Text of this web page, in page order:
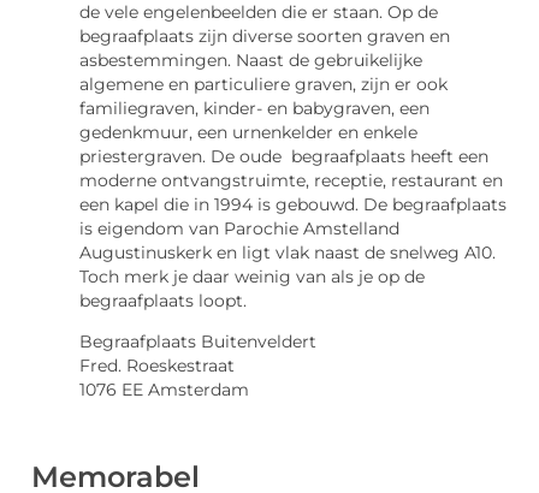
de vele engelenbeelden die er staan. Op de
begraafplaats zijn diverse soorten graven en
asbestemmingen. Naast de gebruikelijke
algemene en particuliere graven, zijn er ook
familiegraven, kinder- en babygraven, een
gedenkmuur, een urnenkelder en enkele
priestergraven. De oude begraafplaats heeft een
moderne ontvangstruimte, receptie, restaurant en
een kapel die in 1994 is gebouwd. De begraafplaats
is eigendom van Parochie Amstelland
Augustinuskerk en ligt vlak naast de snelweg A10.
Toch merk je daar weinig van als je op de
begraafplaats loopt.
Begraafplaats Buitenveldert
Fred. Roeskestraat
1076 EE Amsterdam
Memorabel